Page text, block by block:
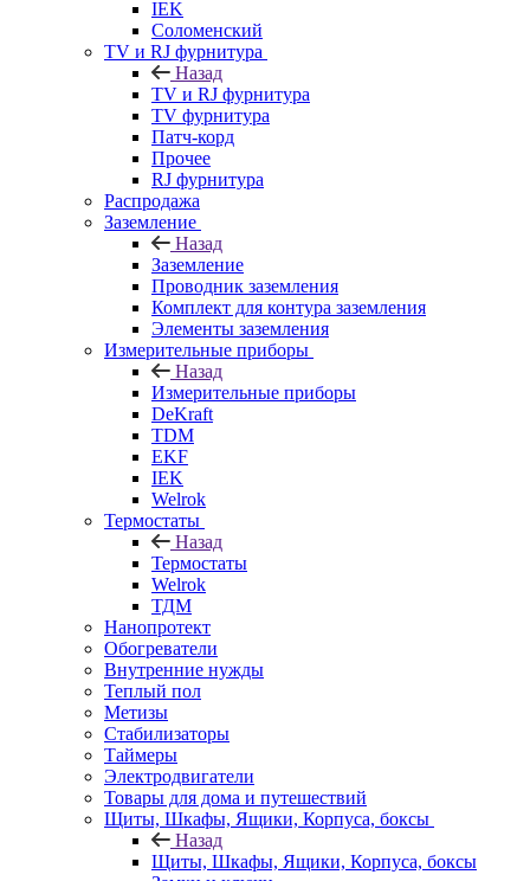
IEK
Соломенский
TV и RJ фурнитура
Назад
TV и RJ фурнитура
TV фурнитура
Патч-корд
Прочее
RJ фурнитура
Распродажа
Заземление
Назад
Заземление
Проводник заземления
Комплект для контура заземления
Элементы заземления
Измерительные приборы
Назад
Измерительные приборы
DeKraft
TDM
EKF
IEK
Welrok
Термостаты
Назад
Термостаты
Welrok
ТДМ
Нанопротект
Обогреватели
Внутренние нужды
Теплый пол
Метизы
Стабилизаторы
Таймеры
Электродвигатели
Товары для дома и путешествий
Щиты, Шкафы, Ящики, Корпуса, боксы
Назад
Щиты, Шкафы, Ящики, Корпуса, боксы